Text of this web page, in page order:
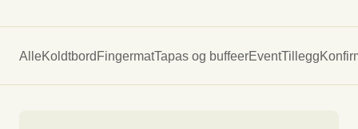
AlleKoldtbord FingermatTapas og buffeerEventTillegg